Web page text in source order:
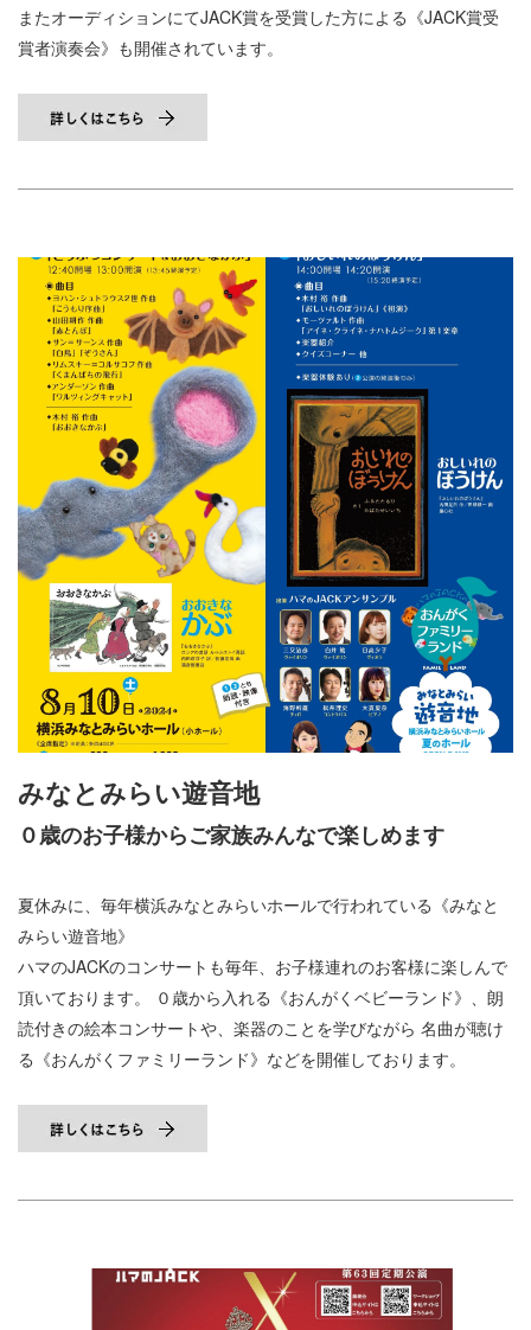
またオーディションにてJACK賞を受賞した方による《JACK賞受
賞者演奏会》も開催されています。
みなとみらい遊音地
０歳のお子様からご家族みんなで楽しめます
夏休みに、毎年横浜みなとみらいホールで行われている《みなと
みらい遊音地》
ハマのJACKのコンサートも毎年、お子様連れのお客様に楽しんで
頂いております。
０歳から入れる《おんがくベビーランド》、朗
読付きの絵本コンサートや、楽器のことを学びながら 名曲が聴け
る《おんがくファミリーランド》などを開催しております。